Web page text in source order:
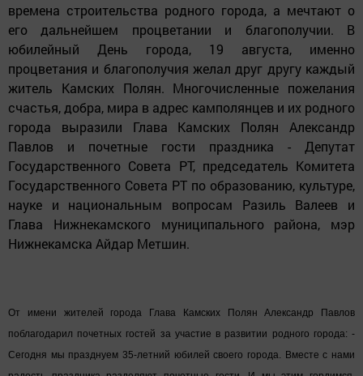
времена строительства родного города, а мечтают о
его дальнейшем процветании и благополучии. В
юбилейный День города, 19 августа, именно
процветания и благополучия желал друг другу каждый
житель Камских Полян. Многочисленные пожелания
счастья, добра, мира в адрес камполянцев и их родного
города выразили Глава Камских Полян Александр
Павлов и почетные гости праздника - Депутат
Государственного Совета РТ, председатель Комитета
Государственного Совета РТ по образованию, культуре,
науке и национальным вопросам Разиль Валеев и
Глава Нижнекамского муниципального района, мэр
Нижнекамска Айдар Метшин.
От имени жителей города Глава Камских Полян Александр Павлов
поблагодарил почетных гостей за участие в развитии родного города: -
Сегодня мы празднуем 35-летний юбилей своего города. Вместе с нами